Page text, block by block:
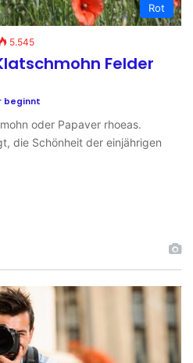
Rot
5.545
Felder
beginnt
oder Papaver rhoeas.
die Schönheit der einjährigen